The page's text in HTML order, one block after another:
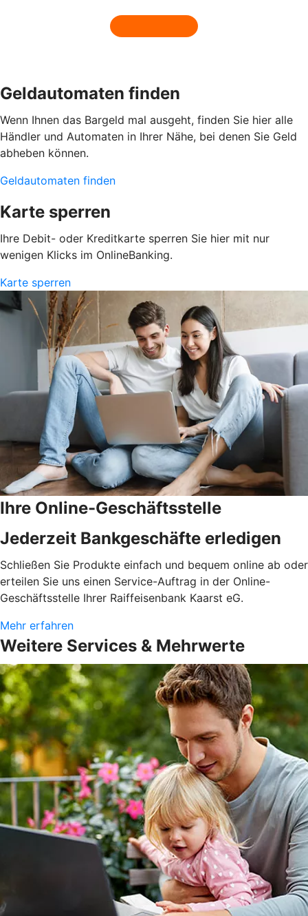
Geldautomaten finden
Wenn Ihnen das Bargeld mal ausgeht, finden Sie hier alle
Händler und Automaten in Ihrer Nähe, bei denen Sie Geld
abheben können.
Geldautomaten finden
Karte sperren
Ihre Debit- oder Kreditkarte sperren Sie hier mit nur
wenigen Klicks im OnlineBanking.
Karte sperren
Ihre Online-Geschäftsstelle
Jederzeit Bankgeschäfte erledigen
Schließen Sie Produkte einfach und bequem online ab oder
erteilen Sie uns einen Service-Auftrag in der Online-
Geschäftsstelle Ihrer Raiffeisenbank Kaarst eG.
Mehr erfahren
Weitere Services & Mehrwerte